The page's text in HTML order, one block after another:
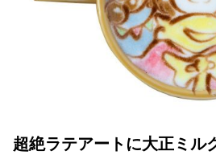
超絶ラテアートに大正ミ